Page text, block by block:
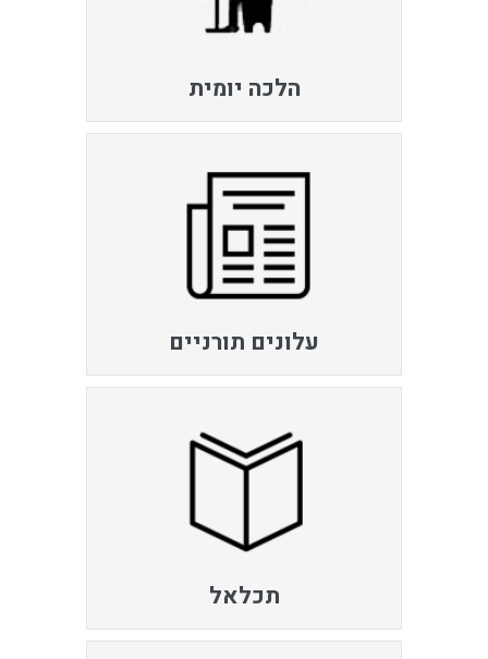
הלכה יומית
עלונים תורניים
תכלאל